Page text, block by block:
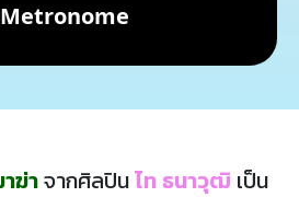
Metronome
ฆ่าจากศิลปินไท ธนาวุฒิ เป็น